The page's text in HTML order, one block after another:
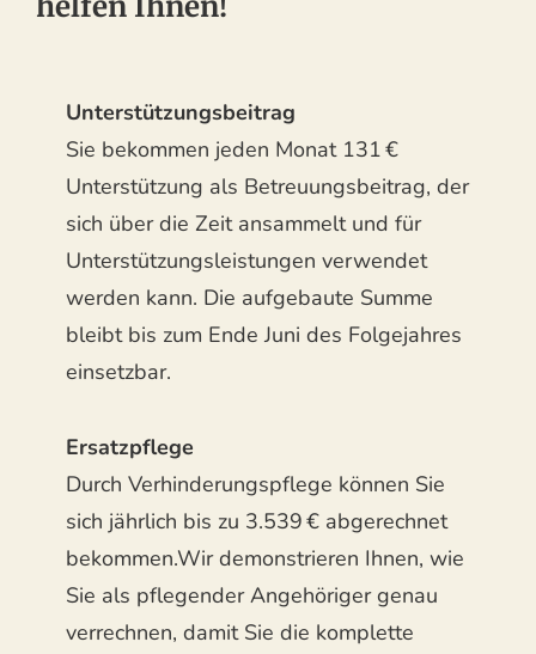
Unterstützungsbeitrag
Sie bekommen jeden Monat 131 €
Unterstützung als Betreuungsbeitrag, der
sich über die Zeit ansammelt und für
Unterstützungsleistungen verwendet
werden kann. Die aufgebaute Summe
bleibt bis zum Ende Juni des Folgejahres
einsetzbar.
Ersatzpflege
Durch Verhinderungspflege können Sie
sich jährlich bis zu 3.539 € abgerechnet
bekommen.Wir demonstrieren Ihnen, wie
Sie als pflegender Angehöriger genau
verrechnen, damit Sie die komplette